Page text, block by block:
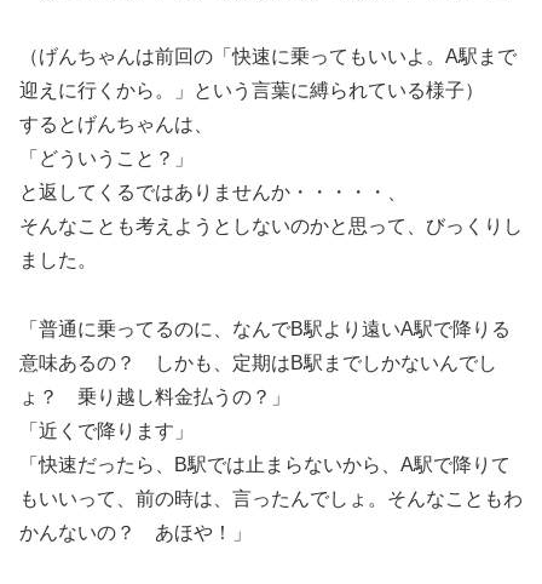
（げんちゃんは前回の「快速に乗ってもいいよ。A駅まで
迎えに行くから。」という言葉に縛られている様子）
するとげんちゃんは、
「どういうこと？」
と返してくるではありませんか・・・・・、
そんなことも考えようとしないのかと思って、びっくりし
ました。
「普通に乗ってるのに、なんでB駅より遠いA駅で降りる
意味あるの？ しかも、定期はB駅までしかないんでし
ょ？ 乗り越し料金払うの？」
「近くで降ります」
「快速だったら、B駅では止まらないから、A駅で降りて
もいいって、前の時は、言ったんでしょ。そんなこともわ
かんないの？ あほや！」